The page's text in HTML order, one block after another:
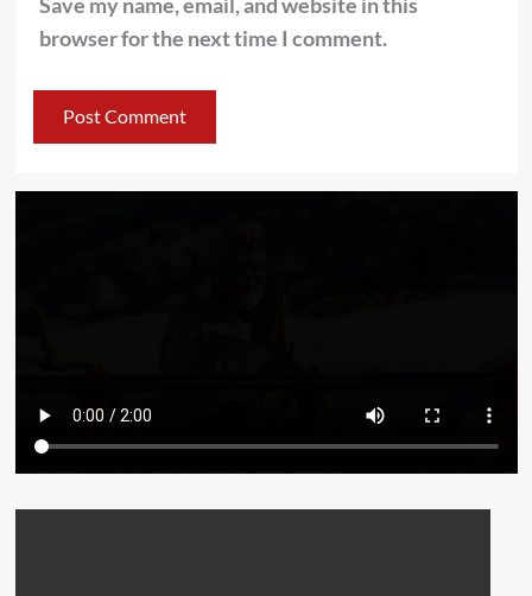
browser for the next time I comment.